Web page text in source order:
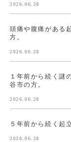
2026.06.28
頭痛や腹痛がある
方。
2026.06.28
１年前から続く謎
谷市の方。
2026.06.28
５年前から続く起
2026.06.28